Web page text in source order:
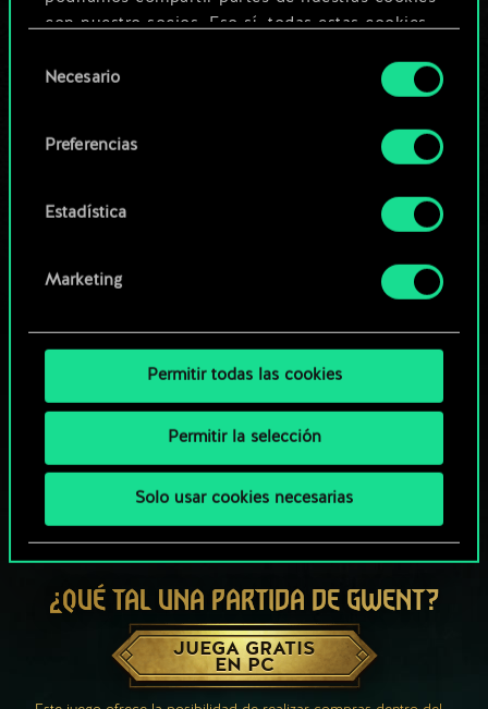
con nuestro socios. Eso sí, todas estas cookies
Encontrarás todos los detalles sobre nuestro uso
preferencias al respecto en el menú «Ajustes» de
deNecesario
Preferencias
Estadística
Marketing
Permitir todas las cookies
Permitir la selección
Solo usar cookies necesarias
Editar baraja
Explorar las barajas de la
¿QUÉ TAL UNA PARTIDA DE GWENT?
JUEGA GRATIS
EN PC